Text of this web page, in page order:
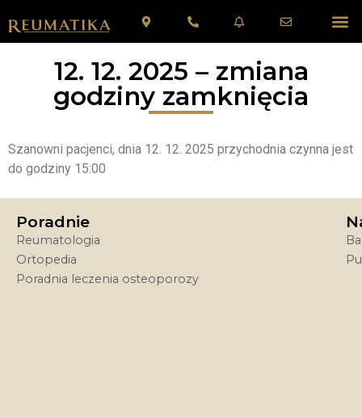
12. 12. 2025 – zmiana
godziny zamknięcia
Szanowni pacjenci, dnia 12. 12. 2025 przychodnia czynna jest
do godziny 15:00
Poradnie
Reumatologia
Ortopedia
Poradnia leczenia osteoporozy